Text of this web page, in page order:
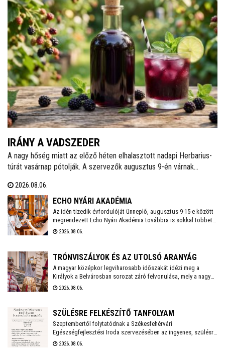
IRÁNY A VADSZEDER
A nagy hőség miatt az előző héten elhalasztott nadapi Herbarius-
túrát vasárnap pótolják. A szervezők augusztus 9-én várnak
vitaminokban és ásványi anyagokban gazdag vadszederből
gyűjtsön Lencsés Rita gyógynövényszakértő vezetésével. A túra
Nadapról indul, a részvételhez ezúttal is előzetes bejelentkezést
kérnek a szokásos elérhetőségeken.
2026.08.06.
ECHO NYÁRI AKADÉMIA
Az idén tizedik évfordulóját ünneplő, augusztus 9-15-e között
megrendezett Echo Nyári Akadémia továbbra is sokkal többet
kínál, mint egy hagyományos zenei mesterkurzus. A családias
egyedülálló találkozási pontja a művésztanároknak, a fiatal
zenészeknek és a közönségnek.
2026.08.06.
TRÓNVISZÁLYOK ÉS AZ UTOLSÓ ARANYÁG
A magyar középkor legviharosabb időszakát idézi meg a
Királyok a Belvárosban sorozat záró felvonulása, mely a nagy
hőség miatt a szokásosnál egy órával később, 18 órakor indul
2026.08.06.
SZÜLÉSRE FELKÉSZÍTŐ TANFOLYAM
Szeptembertől folytatódnak a Székesfehérvári
Egészségfejlesztési Iroda szervezésében az ingyenes, szülésre
felkészítő tanfolyamok. Az idei évben még két turnusra lehet
2026.08.06.